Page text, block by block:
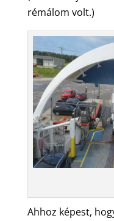
rémálom volt.)
Ahhoz képest,